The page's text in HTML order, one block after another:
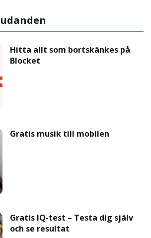
Hitta allt som bortskänkes på
Blocket
Gratis musik till mobilen
Gratis IQ-test – Testa dig själv
och se resultat